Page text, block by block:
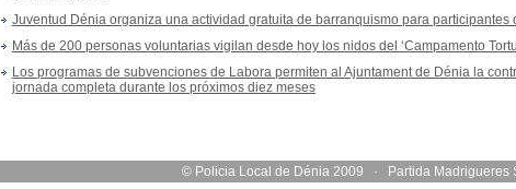
Juventud Dénia organiza una actividad gratuita de barranquismo para participantes
Más de 200 personas voluntarias vigilan desde hoy los nidos del ‘Campamento
Los programas de subvenciones de Labora permiten al Ajuntament de Dénia la
jornada completa durante los próximos diez meses
© Policia Local de Dénia 2009 · Partida